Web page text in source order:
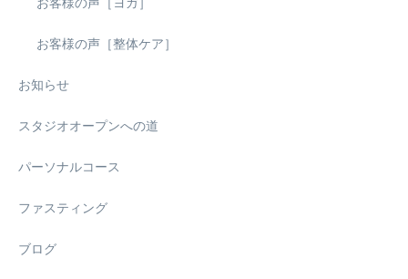
お客様の声［整体ケア］
お知らせ
スタジオオープンへの道
パーソナルコース
ファスティング
ブログ